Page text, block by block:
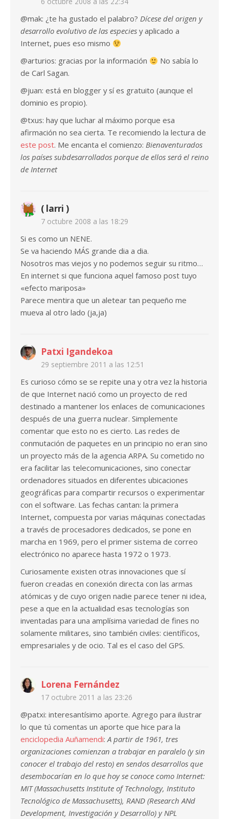
@mak: ¿te ha gustado el palabro? Dícese del origen y
desarrollo evolutivo de las especies y aplicado a
Internet, pues eso mismo
@arturios: gracias por la información
No sabía lo
de Carl Sagan.
@juan: está en blogger y sí es gratuito (aunque el
dominio es propio).
@txus: hay que luchar al máximo porque esa
afirmación no sea cierta. Te recomiendo la lectura de
este post. Me encanta el comienzo: Bienaventurados
los países subdesarrollados porque de ellos será el reino
de Internet
( larri )
7 octubre 2008 a las 18:29
Si es como un NENE.
Se va haciendo MÁS grande dia a dia.
Nosotros mas viejos y no podemos seguir su ritmo…
En internet si que funciona aquel famoso post tuyo
«efecto mariposa»
Parece mentira que un aletear tan pequeño me
mueva al otro lado (ja,ja)
Patxi Igandekoa
29 septiembre 2011 a las 12:51
Es curioso cómo se se repite una y otra vez la historia
de que Internet nació como un proyecto de red
destinado a mantener los enlaces de comunicaciones
después de una guerra nuclear. Simplemente
comentar que esto no es cierto. Las redes de
conmutación de paquetes en un principio no eran sino
un proyecto más de la agencia ARPA. Su cometido no
era facilitar las telecomunicaciones, sino conectar
ordenadores situados en diferentes ubicaciones
geográficas para compartir recursos o experimentar
con el software. Las fechas cantan: la primera
Internet, compuesta por varias máquinas conectadas
a través de procesadores dedicados, se pone en
marcha en 1969, pero el primer sistema de correo
electrónico no aparece hasta 1972 o 1973.
Curiosamente existen otras innovaciones que sí
fueron creadas en conexión directa con las armas
atómicas y de cuyo origen nadie parece tener ni idea,
pese a que en la actualidad esas tecnologías son
inventadas para una amplísima variedad de fines no
solamente militares, sino también civiles: científicos,
empresariales y de ocio. Tal es el caso del GPS.
Lorena Fernández
17 octubre 2011 a las 23:26
@patxi: interesantísimo aporte. Agrego para ilustrar
lo que tú comentas un aporte que hice para la
enciclopedia Auñamendi:A partir de 1961, tres
organizaciones comienzan a trabajar en paralelo (y sin
conocer el trabajo del resto) en sendos desarrollos que
desembocarían en lo que hoy se conoce como Internet:
MIT (Massachusetts Institute of Technology, Instituto
Tecnológico de Massachusetts), RAND (Research ANd
Development, Investigación y Desarrollo) y NPL